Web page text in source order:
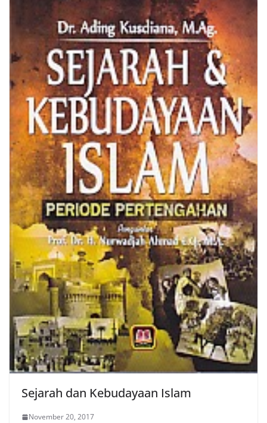
Sejarah dan Kebudayaan Islam
November 20, 2017